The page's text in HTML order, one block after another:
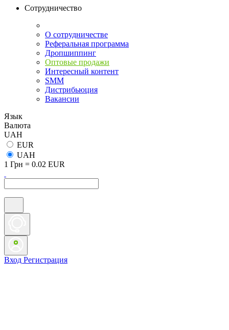
Сотрудничество
О сотрудничестве
Реферальная программа
Дропшиппинг
Оптовые продажи
Интересный контент
SMM
Дистрибьюция
Вакансии
Язык
Валюта
UAH
EUR
UAH
1 Грн = 0.02 EUR
Вход Регистрация